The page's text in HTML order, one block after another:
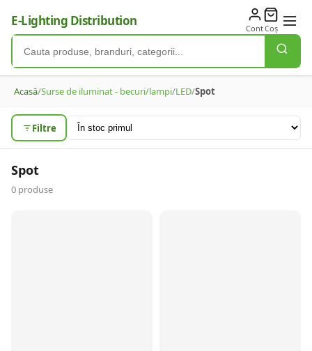
E-Lighting Distribution ContCoș
Acasă/Surse de iluminat - becuri/lampi/LED/Spot
Filtre
Spot
0 produse